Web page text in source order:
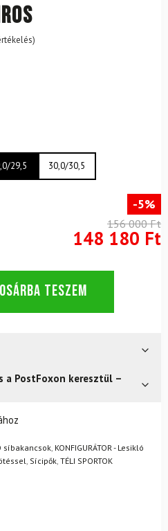
29,5 30,0/30,5
-5%
156 000 Ft
148 180 Ft
TESZEM
a PostFoxon keresztül –
Semmi gond – a terméket
napon belül, indoklás nélkül.
síbakancsok KONFIGURÁTOR - Lesikló
Sícipők TÉLI SPORTOK